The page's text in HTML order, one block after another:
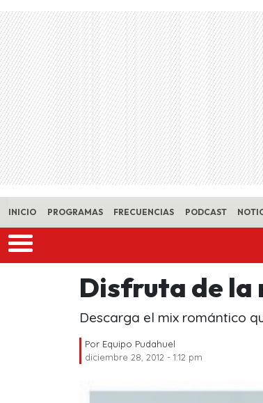
Skip to main content
INICIO PROGRAMAS FRECUENCIAS PODCAST
Disfruta de la
Descarga el mix romántico
Por Equipo Pudahuel
diciembre 28, 2012 - 1:12 pm